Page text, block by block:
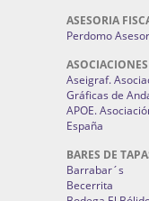
ASESORIA
Perdomo
ASOCIACIONES
Aseigraf.
Gráficas de
APOE.
España
BARES DE
Barrabar´s
Becerrita